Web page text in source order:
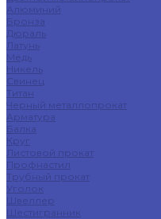
Алюминий
Бронза
Дюраль
Латунь
Медь
Никель
Свинец
Титан
Черный металлопрокат
Арматура
Балка
Круг
Листовой прокат
Профнастил
Трубный прокат
Уголок
Швеллер
Шестигранник